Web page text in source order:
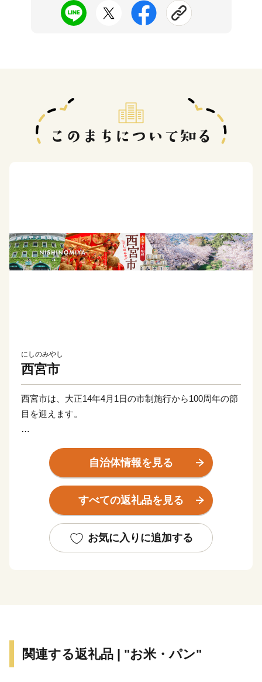
にしのみやし
西宮市
西宮市は、大正14年4月1日の市制施行から100周年の節
目を迎えます。
て栄え、江戸時代には宮水を使った酒造りが盛んにな
り、明治末期からは住宅開発が進むとともに、阪神間モ
ダニズム芸術文化の中心地となりました。
また、昭和38年には「文教住宅都市宣言」を行い、その
として高く評価されています。
自治体情報を見る
すべての返礼品を見る
お気に入りに追加する
関連する返礼品 | "お米・パン"